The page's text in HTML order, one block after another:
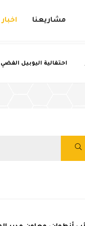
مشاريعنا اخبار
احتفالية اليوبيل